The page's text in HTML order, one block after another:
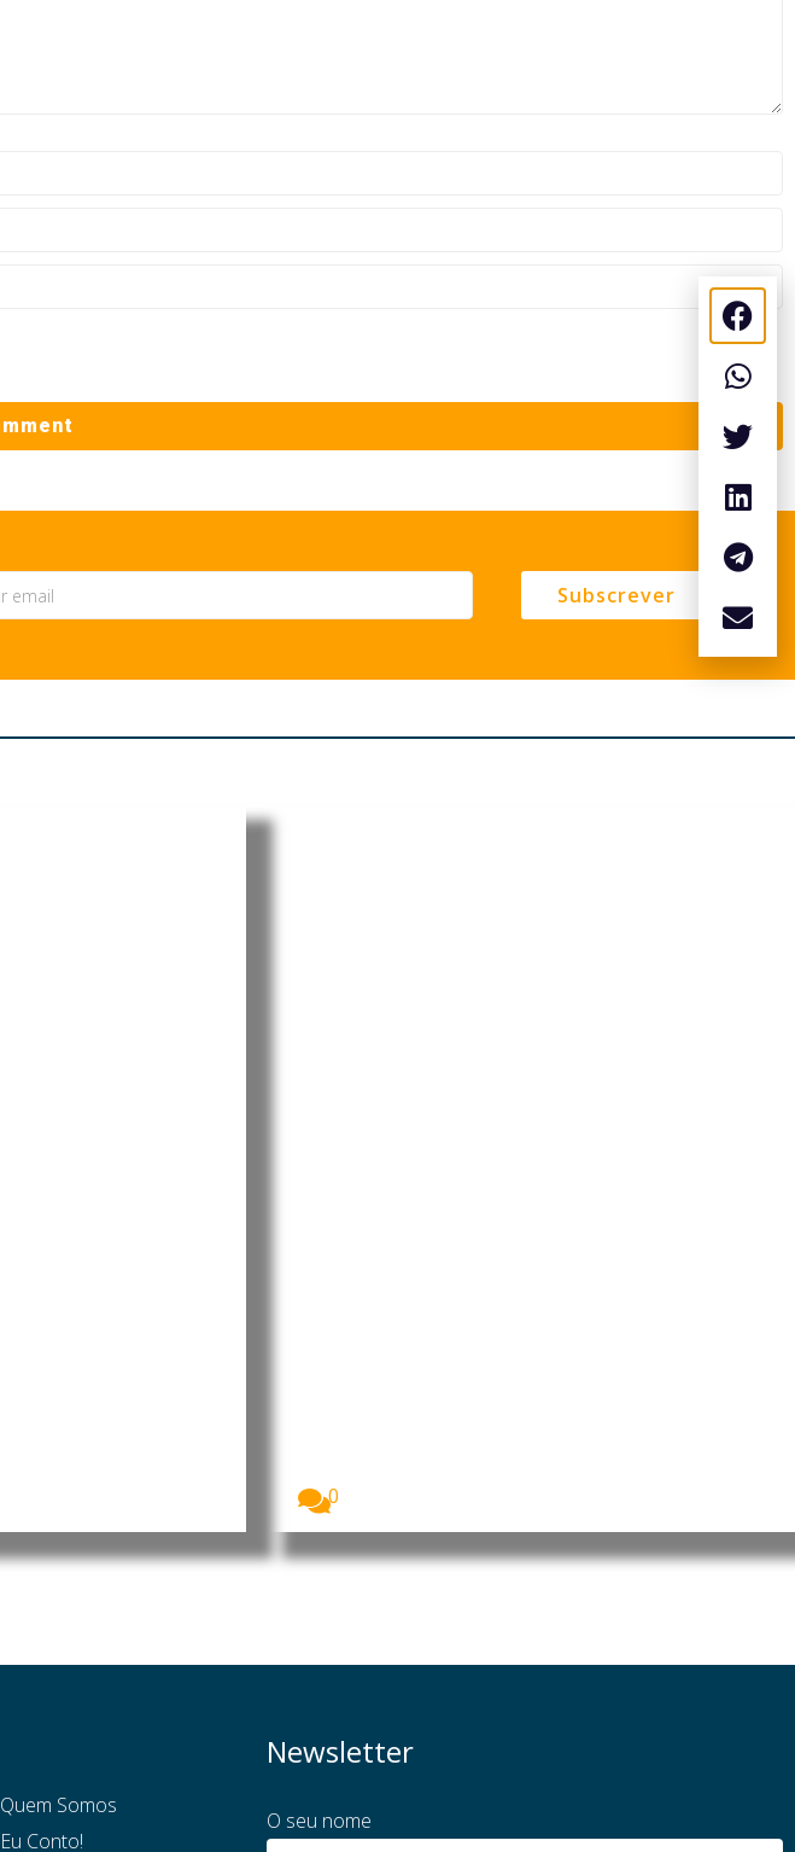
Subscrever
0
Quem Somos
Eu Conto!
Newsletter
O seu nome